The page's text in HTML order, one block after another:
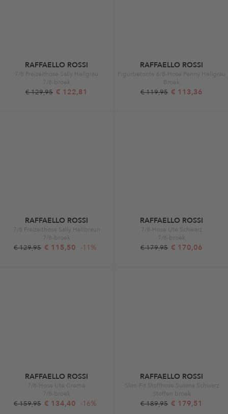
RAFFAELLO ROSSI
7/8 Freizeithose Sally Hellgrau
7/8-broek
€ 129,95 € 122,81
RAFFAELLO ROSSI
Figurbetonte 6/8-Hose Penny Hellgrau
Broek
€ 119,95 € 113,36
RAFFAELLO ROSSI
7/8 Freizeithose Sally Hellbraun
7/8-broek
€ 129,95 € 115,50 -11%
RAFFAELLO ROSSI
7/8-Hose Ute Schwarz
7/8-broek
€ 179,95 € 170,06
RAFFAELLO ROSSI
7/8-Hose Ute Creme
7/8-broek
€ 159,95 € 134,40 -16%
RAFFAELLO ROSSI
Slim-Fit Stoffhose Susana Schwarz
Stoffen broek
€ 189,95 € 179,51